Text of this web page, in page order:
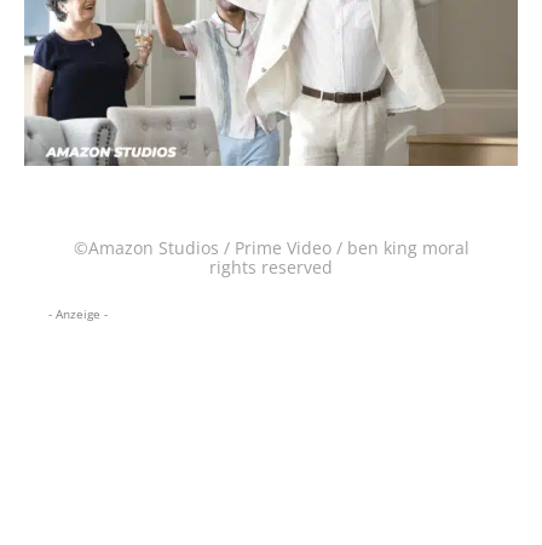
©Amazon Studios / Prime Video / ben king moral
rights reserved
- Anzeige -